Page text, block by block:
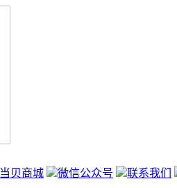
当贝商城 微信公众号 联系我们